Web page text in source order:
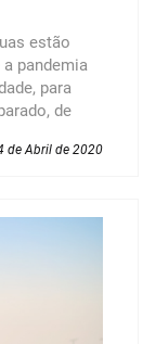
estão
pandemia
para
de
de Abril de 2020